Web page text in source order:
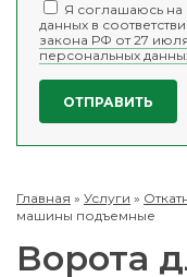
Я соглашаюсь
данных в
закона РФ от 27
персональных
Главная » Услуги »
машины подъемные
Ворота